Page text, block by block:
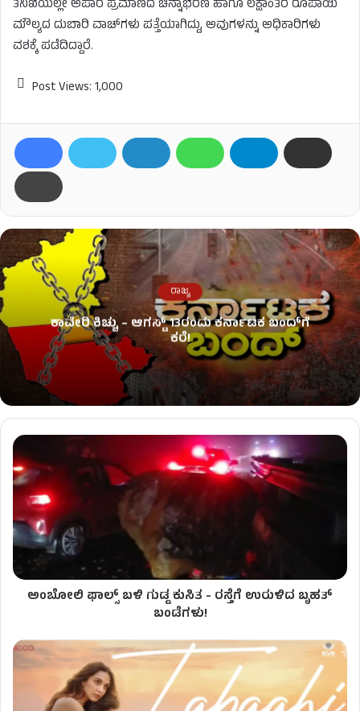
ತನಿಖೆಯಲ್ಲೇ ಅಪಾರ ಪ್ರಮಾಣದ ಚಿನ್ನಾಭರಣ ಹಾಗೂ ಲಕ್ಷಾಂತರ ರೂಪಾಯಿ
ಮೌಲ್ಯದ ದುಬಾರಿ ವಾಚ್‌ಗಳು ಪತ್ತೆಯಾಗಿದ್ದು, ಅವುಗಳನ್ನು ಅಧಿಕಾರಿಗಳು
ವಶಕ್ಕೆ ಪಡೆದಿದ್ದಾರೆ.
Post Views: 1,000
ರಾಜ್ಯ
ಕಾವೇರಿ ಕಿಚ್ಚು – ಆಗಸ್ಟ್​ 13ರಂದು ಕರ್ನಾಟಕ ಬಂದ್​ಗೆ
ಕರೆ!
ಅಂಬೋಲಿ ಫಾಲ್ಸ್ ಬಳಿ ಗುಡ್ಡ ಕುಸಿತ - ರಸ್ತೆಗೆ ಉರುಳಿದ ಬೃಹತ್
ಬಂಡೆಗಳು!